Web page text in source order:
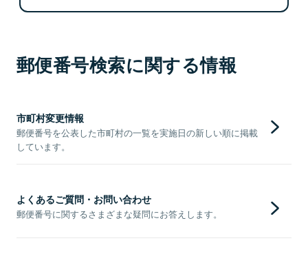
郵便番号検索に関する情報
市町村変更情報
郵便番号を公表した市町村の一覧を実施日の新しい順に掲載
しています。
よくあるご質問・お問い合わせ
郵便番号に関するさまざまな疑問にお答えします。